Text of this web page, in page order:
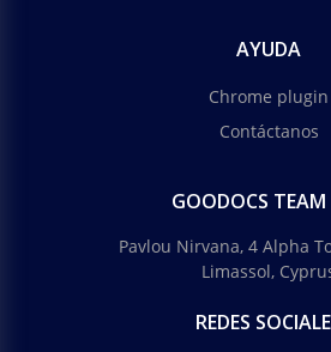
AYUDA
Chrome plugin
Contáctanos
GOODOCS TEAM
Pavlou Nirvana, 4 Alpha
Limassol,
REDES